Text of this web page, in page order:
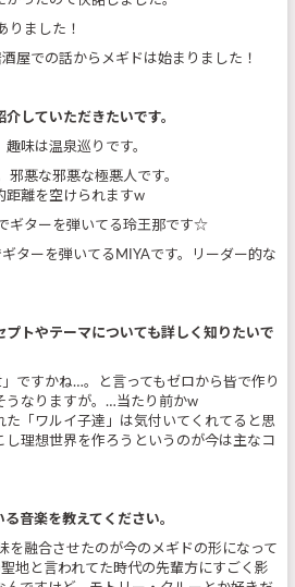
りました！
屋での話からメギドは始まりました！
していただきたいです。
味は温泉巡りです。
邪悪な邪悪な極悪人です。
距離を空けられますw
ギターを弾いてる玲王那です☆
ターを弾いてるMIYAです。リーダー的な
プトやテーマについても詳しく知りたいで
ですかね…。と言ってもゼロから皆で作り
うなりますが。…当たり前かw
「ワルイ子達」は気付いてくれてると思
し理想世界を作ろうというのが今は主なコ
音楽を教えてください。
を融合させたのが今のメギドの形になって
地と言われてた時代の先輩方にすごく影